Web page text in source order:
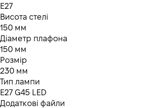
Е27
Висота стелі
150 мм
Діаметр плафона
150 мм
Розмір
230 мм
Тип лампи
Е27 G45 LED
Додаткові файли